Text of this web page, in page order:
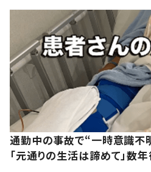
通勤中の事故で“一時意識不
「元通りの生活は諦めて」数